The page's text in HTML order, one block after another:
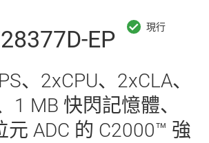
EP
、2xCPU、2xCLA、
1 MB 快閃記憶體、
元 ADC 的 C2000™ 強